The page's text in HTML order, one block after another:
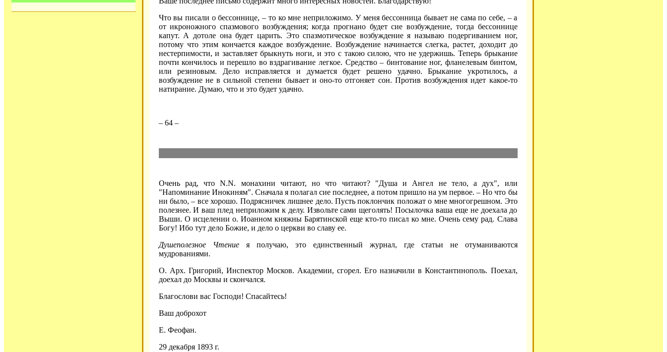
Что вы писали о бессоннице, – то ко мне неприложимо. У меня бессонница бывает не сама по себе, – а
от икроножного спазмового возбуждения; когда прогнано будет сие возбуждение, тогда бессоннице
капут. А дотоле она будет царить. Это спазмотическое возбуждение я называю подергиванием ног,
потому что этим кончается каждое возбуждение. Возбуждение начинается слегка, растет, доходит до
нестерпимости, и заставляет брыкнуть ноги, и это с такою силою, что не удержишь. Теперь брыкание
почти кончилось и перешло во вздрагивание легкое. Средство – бинтование ног, фланелевым бинтом,
или резиновым. Дело исправляется и думается будет решено удачно. Брыкание укротилось, а
возбуждение не в сильной степени бывает и оно-то отгоняет сон. Против возбуждения идет какое-то
натирание. Думаю, что и это будет удачно.
– 64 –
Очень рад, что N.N. монахини читают, но что читают? "Душа и Ангел не тело, а дух", или
"Напоминание Инокиням". Сначала я полагал сие последнее, а потом пришло на ум первое. – Но что бы
ни было, – все хорошо. Подрясничек лишнее дело. Пусть поклончик положат о мне многогрешном. Это
полезнее. И ваш плед неприложим к делу. Извольте сами щеголять! Посылочка ваша еще не доехала до
Выши. О исцелении о. Иоанном княжны Барятинской еще кто-то писал ко мне. Очень сему рад. Слава
Богу! Ибо тут дело Божие, и дело о церкви во славу ее.
Душеполезное Чтениея получаю, это единственный журнал, где статьи не отуманиваются
мудрованиями.
О. Арх. Григорий, Инспектор Москов. Академии, сгорел. Его назначили в Константинополь. Поехал,
доехал до Москвы и скончался.
Благослови вас Господи! Спасайтесь!
Ваш доброхот
Е. Феофан.
29 декабря 1893 г.